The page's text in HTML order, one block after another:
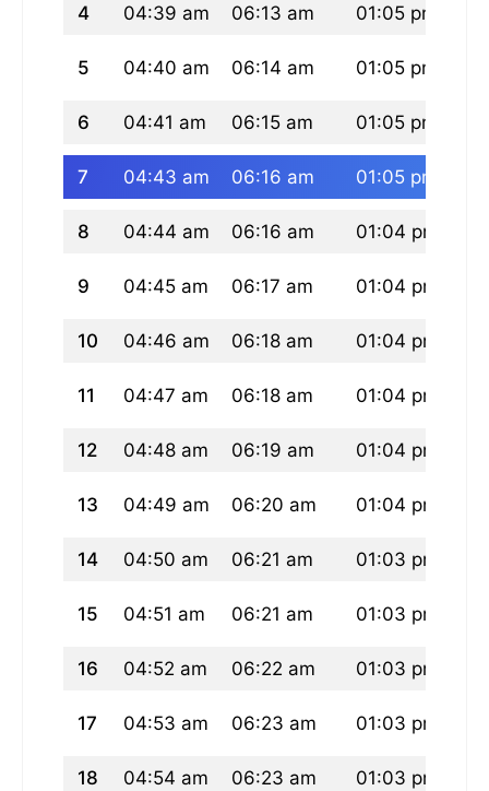
4 04:39 am 06:13 am 01:05 pm
5 04:40 am 06:14 am 01:05 pm
6 04:41 am 06:15 am 01:05 pm
7 04:43 am 06:16 am 01:05 pm
8 04:44 am 06:16 am 01:04 pm
9 04:45 am 06:17 am 01:04 pm
10 04:46 am 06:18 am 01:04 pm
11 04:47 am 06:18 am 01:04 pm
12 04:48 am 06:19 am 01:04 pm
13 04:49 am 06:20 am 01:04 pm
14 04:50 am 06:21 am 01:03 pm
15 04:51 am 06:21 am 01:03 pm
16 04:52 am 06:22 am 01:03 pm
17 04:53 am 06:23 am 01:03 pm
18 04:54 am 06:23 am 01:03 pm